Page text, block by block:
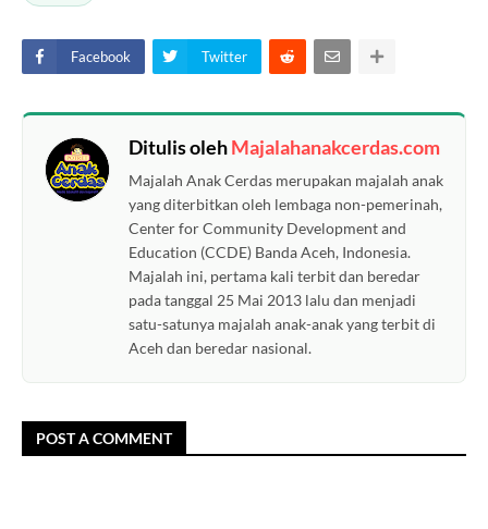
Facebook Twitter
Ditulis olehMajalahanakcerdas.com
Majalah Anak Cerdas merupakan majalah anak
yang diterbitkan oleh lembaga non-pemerinah,
Center for Community Development and
Education (CCDE) Banda Aceh, Indonesia.
Majalah ini, pertama kali terbit dan beredar
pada tanggal 25 Mai 2013 lalu dan menjadi
satu-satunya majalah anak-anak yang terbit di
Aceh dan beredar nasional.
POST A COMMENT